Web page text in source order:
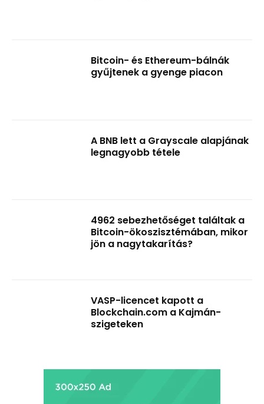
Bitcoin- és Ethereum-bálnák
gyűjtenek a gyenge piacon
A BNB lett a Grayscale alapjának
legnagyobb tétele
4962 sebezhetőséget találtak a
Bitcoin-ökoszisztémában, mikor
jön a nagytakarítás?
VASP-licencet kapott a
Blockchain.com a Kajmán-
szigeteken